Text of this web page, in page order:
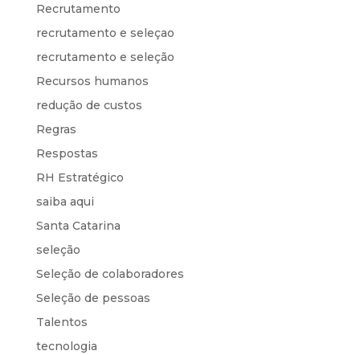
Recrutamento
recrutamento e seleçao
recrutamento e seleção
Recursos humanos
redução de custos
Regras
Respostas
RH Estratégico
saiba aqui
Santa Catarina
seleção
Seleção de colaboradores
Seleção de pessoas
Talentos
tecnologia